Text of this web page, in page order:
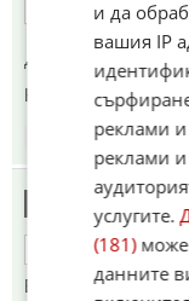
ОТГОВОР
До коментар от
Какво сме ти
13.04.2026
Зрител
ОТГОВОР
Вие двамата ли ще
и да
вашия IP
реклами
реклами
услугите.
(181)може
данните